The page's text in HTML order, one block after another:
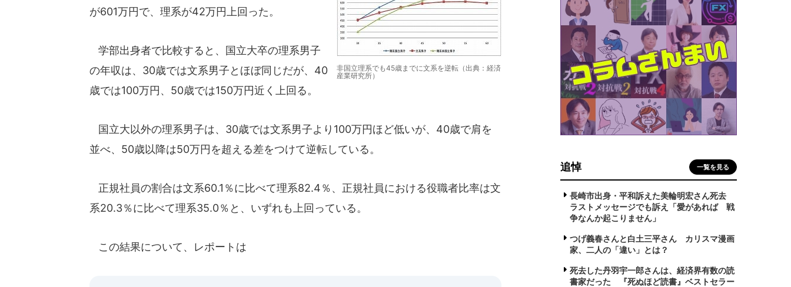
非国立理系でも45歳までに文系を逆転（出典：経済
産業研究所）
が601万円で、理系が42万円上回った。
学部出身者で比較すると、国立大卒の理系男子
の年収は、30歳では文系男子とほぼ同じだが、40
歳では100万円、50歳では150万円近く上回る。
国立大以外の理系男子は、30歳では文系男子より100万円ほど低いが、40歳で肩を
並べ、50歳以降は50万円を超える差をつけて逆転している。
正規社員の割合は文系60.1％に比べて理系82.4％、正規社員における役職者比率は文
系20.3％に比べて理系35.0％と、いずれも上回っている。
この結果について、レポートは
追悼 一覧を見る
長崎市出身・平和訴えた美輪明宏さん死去
ラストメッセージでも訴え「愛があれば 戦
争なんか起こりません」
つげ義春さんと白土三平さん カリスマ漫画
家、二人の「違い」とは？
死去した丹羽宇一郎さんは、経済界有数の読
書家だった 『死ぬほど読書』ベストセラー